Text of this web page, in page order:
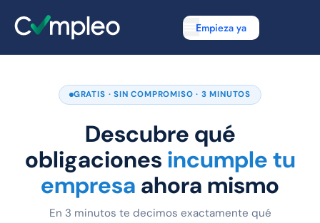
Empieza ya
GRATIS · SIN COMPROMISO · 3 MINUTOS
Descubre qué
obligaciones incumple tu
empresa ahora mismo
En 3 minutos te decimos exactamente qué